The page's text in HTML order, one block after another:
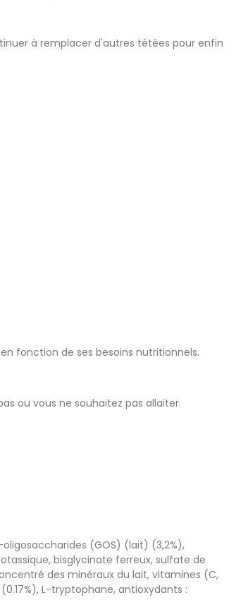
à remplacer d'autres tétées pour enfin
fonction de ses besoins nutritionnels.
ou vous ne souhaitez pas allaiter.
(GOS) (lait) (3,2%),
bisglycinate ferreux, sulfate de
des minéraux du lait, vitamines (C,
L-tryptophane, antioxydants :